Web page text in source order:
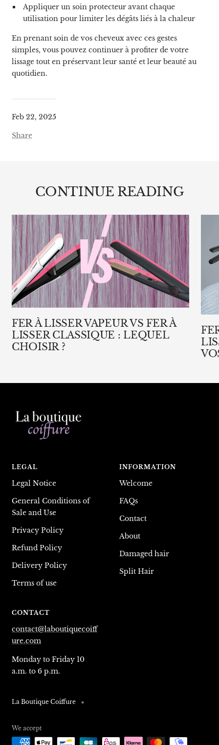
Feb 22, 2025
Share
Appliquer un soin protecteur avant chaque
utilisation pour limiter les dégâts liés à la chaleur
En prenant soin de vos cheveux avec ces gestes
simples, vous pouvez continuer à profiter de votre
lissage tout en préservant leur santé et leur beauté au
quotidien.
CONTINUE READING
FER À LISSER VAPEUR VS FER À
LISSER CLASSIQUE : LEQUEL
CHOISIR ?
LEGAL
Legal Notice
General Conditions of
Sale and Use
Privacy Policy
Refund Policy
Delivery Policy
Terms of use
INFORMATION
Welcome
FAQs
Contact
About
Damaged hair
Split Hair
CONTACT
contact@laboutiquecoiff
ure.com
Monday to Friday 10
a.m. to 6 p.m.
La Boutique Coiffure
We accept